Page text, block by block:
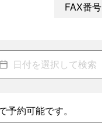
FAX番号
約可能です。